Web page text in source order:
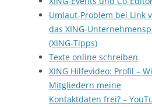
Umlaut-Problem bei Link
das XING-
(XING-Tipps)
Texte online schreiben
XING Hilfevideo: Profil –
Mitgliedern meine
Kontaktdaten frei? –